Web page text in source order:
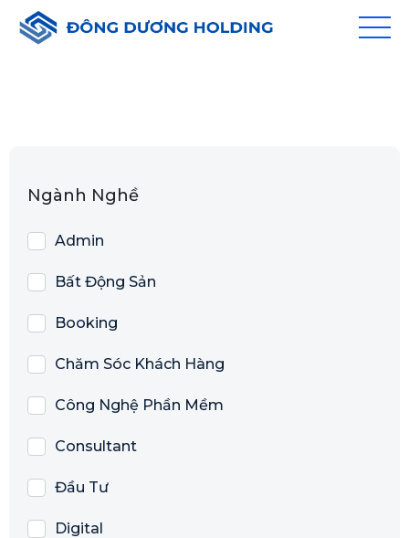
Ngành Nghề
Admin
Bất Động Sản
Booking
Chăm Sóc Khách Hàng
Công Nghệ Phần Mềm
Consultant
Đầu Tư
Digital